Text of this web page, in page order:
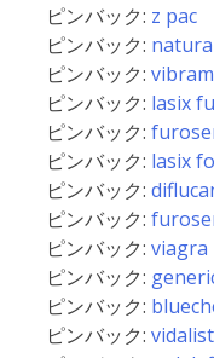
ゲ
ー
シ
ョ
ン
ピンバック: z pac
ピンバック:
ピンバック:
ピンバック: lasix
ピンバック:
ピンバック: lasix
ピンバック:
ピンバック:
ピンバック:
ピンバック:
ピンバック:
ピンバック: